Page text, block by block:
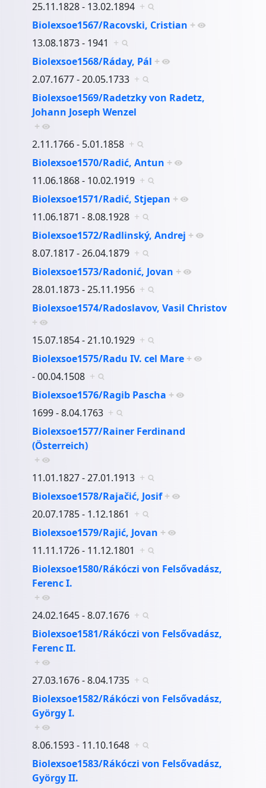
25.11.1828 - 13.02.1894 +
Biolexsoe1567/Racovski, Cristian +
13.08.1873 - 1941 +
Biolexsoe1568/Ráday, Pál +
2.07.1677 - 20.05.1733 +
Biolexsoe1569/Radetzky von Radetz,
Johann Joseph Wenzel
+
2.11.1766 - 5.01.1858 +
Biolexsoe1570/Radić, Antun +
11.06.1868 - 10.02.1919 +
Biolexsoe1571/Radić, Stjepan +
11.06.1871 - 8.08.1928 +
Biolexsoe1572/Radlinský, Andrej +
8.07.1817 - 26.04.1879 +
Biolexsoe1573/Radonić, Jovan +
28.01.1873 - 25.11.1956 +
Biolexsoe1574/Radoslavov, Vasil Christov
+
15.07.1854 - 21.10.1929 +
Biolexsoe1575/Radu IV. cel Mare +
- 00.04.1508 +
Biolexsoe1576/Ragib Pascha +
1699 - 8.04.1763 +
Biolexsoe1577/Rainer Ferdinand
(Österreich)
+
11.01.1827 - 27.01.1913 +
Biolexsoe1578/Rajačić, Josif +
20.07.1785 - 1.12.1861 +
Biolexsoe1579/Rajić, Jovan +
11.11.1726 - 11.12.1801 +
Biolexsoe1580/Rákóczi von Felsővadász,
Ferenc I.
+
24.02.1645 - 8.07.1676 +
Biolexsoe1581/Rákóczi von Felsővadász,
Ferenc II.
+
27.03.1676 - 8.04.1735 +
Biolexsoe1582/Rákóczi von Felsővadász,
György I.
+
8.06.1593 - 11.10.1648 +
Biolexsoe1583/Rákóczi von Felsővadász,
György II.